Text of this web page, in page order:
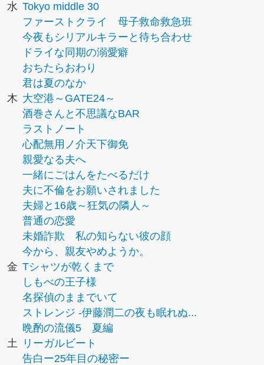
水 Tokyo middle 30
ファーストクライ 母子救命救急班
今夜もシリアルキラーと待ち合わせ
ドライな同期の溺愛癖
おちたらおわり
君は夏のなか
木 大空港～GATE24～
酒巻さんと不思議なBAR
ラストノート
心配無用ノ介天下御免
親愛なる夫へ
一緒にごはんをたべるだけ
夫に不倫をお願いされました
夫婦と16歳～狂気の隣人～
普通の恋愛
未婚詐欺 私の知らない彼の顔
今から、親友やめようか。
金 Tシャツが乾くまで
しもべの王子様
名探偵のままでいて
ストレンジ -伊藤潤二の夜も眠れぬ...
晩酌の流儀5 夏編
土
リーガルビート
告白ー25年目の秘密ー